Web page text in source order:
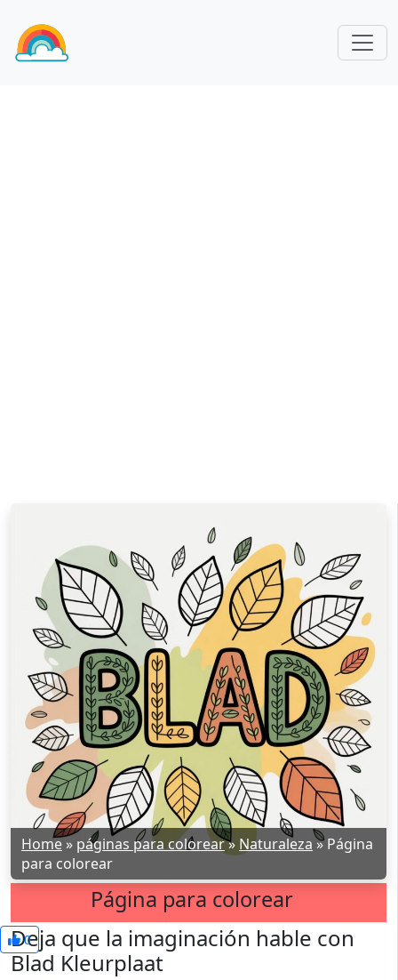
Home» páginas para colorear» Naturaleza»Página
para colorear
Página para colorear
0
Deja que la imaginación hable con
Blad Kleurplaat